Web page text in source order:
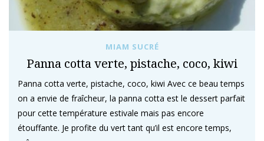
MIAM SUCRÉ
Panna cotta verte, pistache, coco, kiwi
Panna cotta verte, pistache, coco, kiwi Avec ce beau temps
on a envie de fraîcheur, la panna cotta est le dessert parfait
pour cette température estivale mais pas encore
étouffante. Je profite du vert tant qu’il est encore temps,